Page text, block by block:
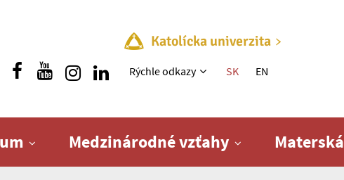
Katolícka univerzita
Rýchle menu
Rýchle odkazy SK EN
Medzinárodné vzťahy